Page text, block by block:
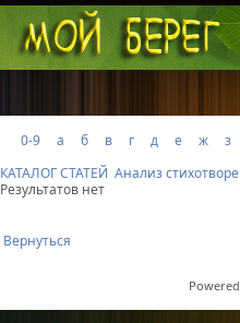
0-9 а б в г д е ж з
КАТАЛОГ СТАТЕЙ Анализ
Результатов нет
Вернуться